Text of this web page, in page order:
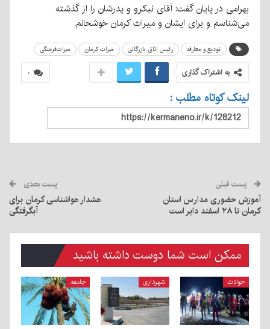
بهرامی در پایان گفت: آقای نیکرو و پدرشان را از گذشته
می‌شناسم و برای ایشان و میراث کرمان خوشحالم.
تودیع و معارفه رئیس اتاق بازرگانی میراث کرمان میراث‌فرهنگی
۰ به اشتراک گذاری
لینک کوتاه مطلب :
پست قبلی
آموزش حضوری مدارس استان
کرمان تا ۲۸ اسفند دایر است
پست بعدی
هشدار هواشناسی کرمان برای
آبگرفتگی
ممکن است شما دوست داشته باشید
حوادث شهرداری جامعه